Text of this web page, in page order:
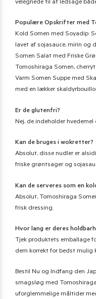
velegnede til at ledsage
Populære Opskrifter med
Kold Somen med Soyadip:
lavet af sojasauce, mirin og
Somen Salat med Friske
Tomoshiraga Somen,
Varm Somen Suppe med
med en lækker
Er de glutenfri?
Nej, de indeholder
Kan de bruges i wokretter?
Absolut, disse nudler er
friske grøntsager og
Kan de serveres som en
Absolut, Tomoshiraga
frisk dressing.
Hvor lang er deres
Tjek produktets emballage
dem korrekt for bedst mulig
Bestil Nu og Indfang den
smagsløg med
uforglemmelige måltider